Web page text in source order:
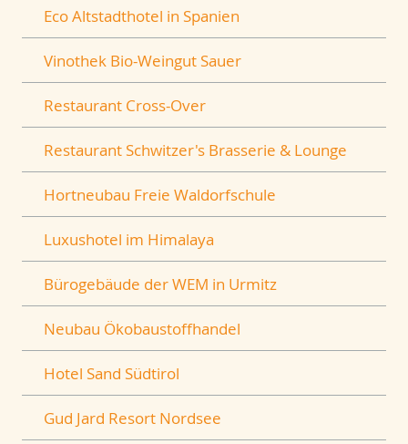
Eco Altstadthotel in Spanien
Vinothek Bio-Weingut Sauer
Restaurant Cross-Over
Restaurant Schwitzer's Brasserie & Lounge
Hortneubau Freie Waldorfschule
Luxushotel im Himalaya
Bürogebäude der WEM in Urmitz
Neubau Ökobaustoffhandel
Hotel Sand Südtirol
Gud Jard Resort Nordsee